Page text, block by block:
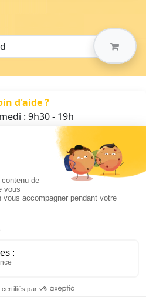
d'aide ?
: 9h30 - 19h